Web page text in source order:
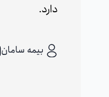
دارد.
بیمه سامان